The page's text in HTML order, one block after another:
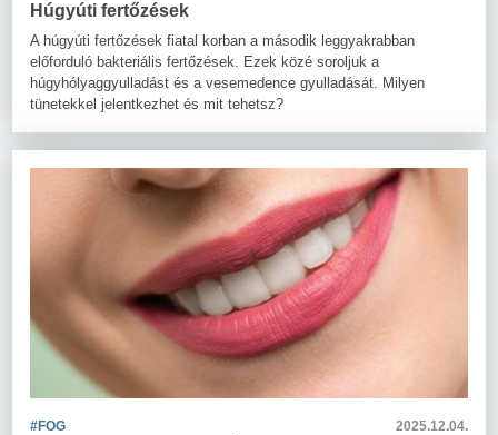
Húgyúti fertőzések
A húgyúti fertőzések fiatal korban a második leggyakrabban
előforduló bakteriális fertőzések. Ezek közé soroljuk a
húgyhólyaggyulladást és a vesemedence gyulladását. Milyen
tünetekkel jelentkezhet és mit tehetsz?
#FOG 2025.12.04.